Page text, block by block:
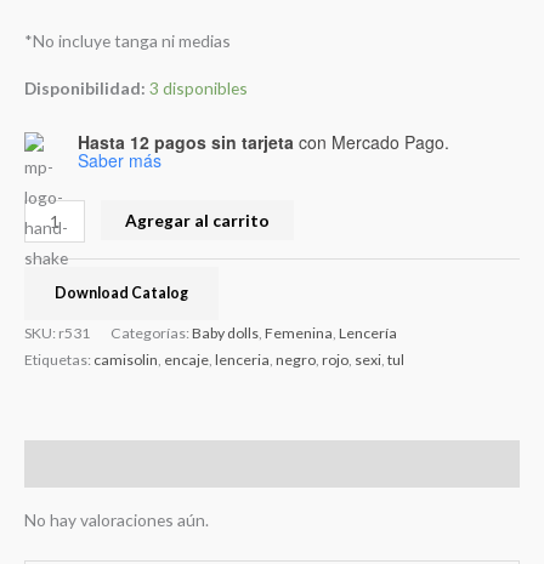
*No incluye tanga ni medias
Disponibilidad: 3 disponibles
Hasta 12 pagos sin tarjeta con Mercado Pago.
Saber más
Agregar al carrito
Download Catalog
SKU: r531 Categorías: Baby dolls, Femenina, Lencería
Etiquetas: camisolin, encaje, lenceria, negro, rojo, sexi, tul
No hay valoraciones aún.